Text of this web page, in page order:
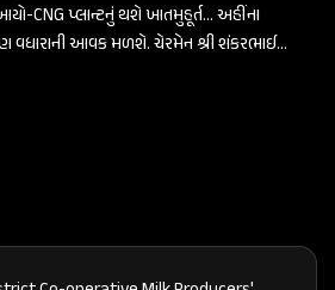
CNG પ્લાન્ટનું થશે ખાતમુહૂર્ત... અહીંના
વધારાની આવક મળશે. ચેરમેન શ્રી શંકરભાઈ
કરી.